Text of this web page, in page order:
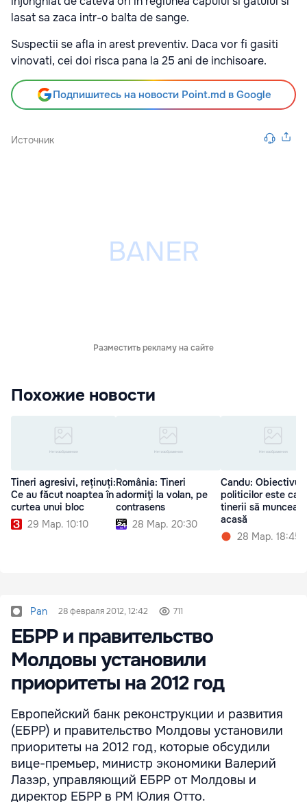
lasat sa zaca intr-o balta de sange.
Suspectii se afla in arest preventiv. Daca vor fi gasiti
vinovati, cei doi risca pana la 25 ani de inchisoare.
Подпишитесь на новости Point.md в Google
Источник
Разместить рекламу на сайте
Похожие новости
Tineri agresivi, reținuți:
Ce au făcut noaptea în
curtea unui bloc
29 Мар. 10:10
România: Tineri
adormiţi la volan, pe
contrasens
28 Мар. 20:30
Candu: Obiectivul
politicilor este ca
tinerii să
acasă
28 Мар. 18:45
Pan 28 февраля 2012, 12:42 711
ЕБРР и правительство
Молдовы установили
приоритеты на 2012 год
Европейский банк реконструкции и развития
(ЕБРР) и правительство Молдовы установили
приоритеты на 2012 год, которые обсудили
вице-премьер, министр экономики Валерий
Лазэр, управляющий ЕБРР от Молдовы и
директор ЕБРР в РМ Юлия Отто.